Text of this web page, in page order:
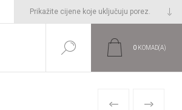
0 KOMAD(A)
PRETHODNI
SLIJEDEĆI